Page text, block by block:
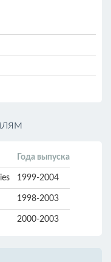
Года выпуска
1999-2004
1998-2003
2000-2003